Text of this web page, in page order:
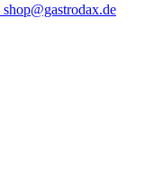
shop@gastrodax.de